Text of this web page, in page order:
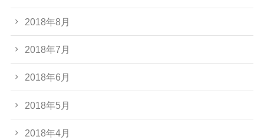
2018年8月
2018年7月
2018年6月
2018年5月
2018年4月